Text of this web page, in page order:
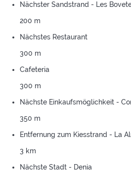
Nächster Sandstrand - Les
200 m
Nächstes Restaurant
300 m
Cafeteria
300 m
Nächste Einkaufsmöglichkeit -
350 m
Entfernung zum Kiesstrand - La
3 km
Nächste Stadt - Denia